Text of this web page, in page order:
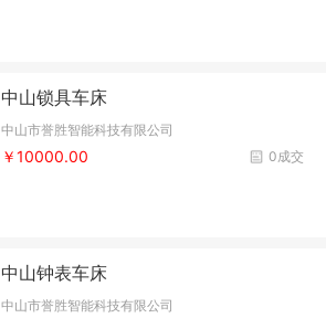
中山锁具车床
中山市誉胜智能科技有限公司
0成交
￥10000.00
中山钟表车床
中山市誉胜智能科技有限公司